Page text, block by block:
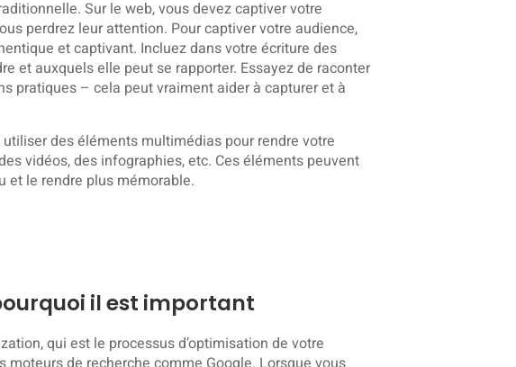
Sur le web, vous devez captiver votre
perdrez leur attention. Pour captiver votre audience,
et captivant. Incluez dans votre écriture des
et auxquels elle peut se rapporter. Essayez de raconter
pratiques – cela peut vraiment aider à capturer et à
des éléments multimédias pour rendre votre
vidéos, des infographies, etc. Ces éléments peuvent
et le rendre plus mémorable.
il est important
qui est le processus d’optimisation de votre